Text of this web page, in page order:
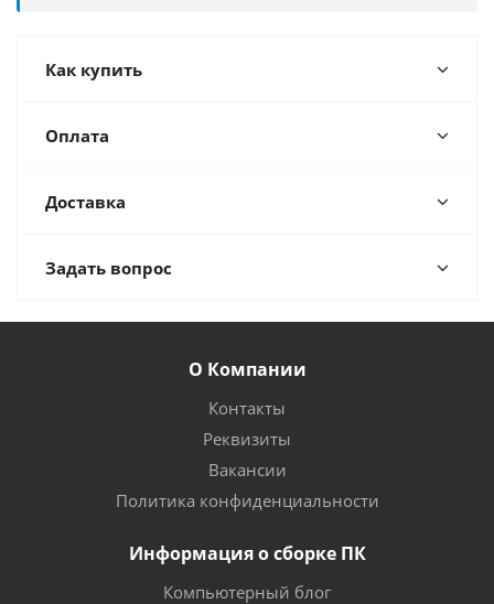
Как купить
Оплата
Доставка
Задать вопрос
О Компании
Контакты
Реквизиты
Вакансии
Политика конфиденциальности
Информация о сборке ПК
Компьютерный блог